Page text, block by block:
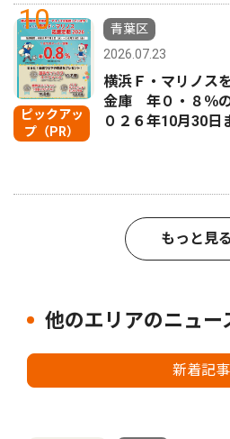
10
ピックアッ
プ（PR）
青葉区
2026.07.23
横浜Ｆ・マリノス
金庫 年０・８％
０２６年10月30日
もっと見る
他のエリアのニュー
新着記事